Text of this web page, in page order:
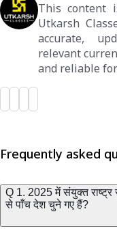
This content
Utkarsh
accurate,
relevant
and reliable
Frequently asked
Q 1. 2025 में संयुक्त राष्ट्र
से पाँच देश चुने गए हैं?